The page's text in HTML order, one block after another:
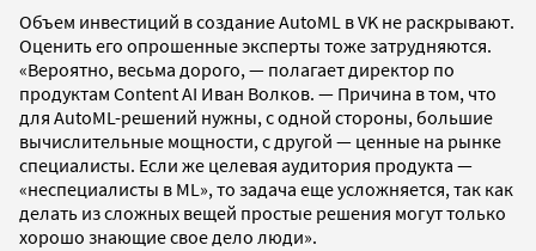
Объем инвестиций в создание AutoML в VK не раскрывают.
Оценить его опрошенные эксперты тоже затрудняются.
«Вероятно, весьма дорого, — полагает директор по
продуктам Content AI Иван Волков. — Причина в том, что
для AutoML-решений нужны, с одной стороны, большие
вычислительные мощности, с другой — ценные на рынке
специалисты. Если же целевая аудитория продукта —
«неспециалисты в ML», то задача еще усложняется, так как
делать из сложных вещей простые решения могут только
хорошо знающие свое дело люди».